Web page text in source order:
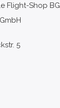
Flight-Shop BG
5